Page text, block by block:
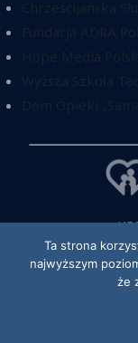
Ta strona
najwyższym
że